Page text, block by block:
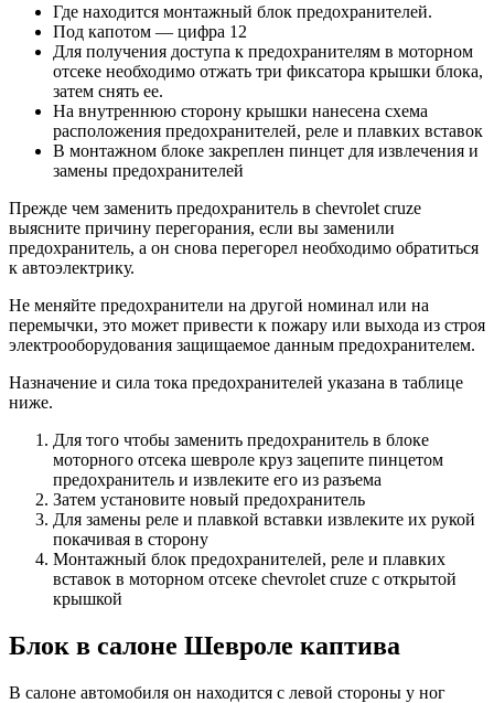
Где находится монтажный блок предохранителей.
Под капотом — цифра 12
Для получения доступа к предохранителям в моторном
отсеке необходимо отжать три фиксатора крышки блока,
затем снять ее.
На внутреннюю сторону крышки нанесена схема
расположения предохранителей, реле и плавких вставок
В монтажном блоке закреплен пинцет для извлечения и
замены предохранителей
Прежде чем заменить предохранитель в chevrolet cruze
выясните причину перегорания, если вы заменили
предохранитель, а он снова перегорел необходимо обратиться
к автоэлектрику.
Не меняйте предохранители на другой номинал или на
перемычки, это может привести к пожару или выхода из строя
электрооборудования защищаемое данным предохранителем.
Назначение и сила тока предохранителей указана в таблице
ниже.
Для того чтобы заменить предохранитель в блоке
моторного отсека шевроле круз зацепите пинцетом
предохранитель и извлеките его из разъема
Затем установите новый предохранитель
Для замены реле и плавкой вставки извлеките их рукой
покачивая в сторону
Монтажный блок предохранителей, реле и плавких
вставок в моторном отсеке chevrolet cruze с открытой
крышкой
Блок в салоне Шевроле каптива
В салоне автомобиля он находится c левой стороны у ног